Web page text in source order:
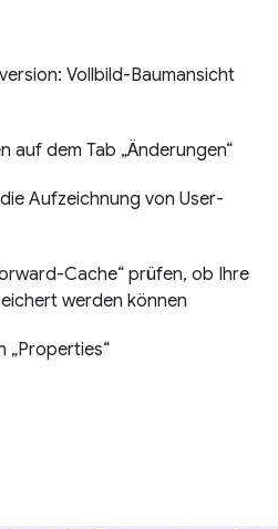
Vollbild-Baumansicht
auf dem Tab „Änderungen“
Aufzeichnung von User-
Cache“ prüfen, ob Ihre
werden können
„Properties“